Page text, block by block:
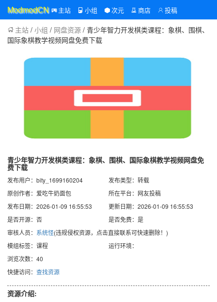
ModmodCN 主站 小组 次元 商店 投稿
主站 / 小组 / 网盘资源 / 青少年智力开发棋类课程：象棋、围棋、
国际象棋教学视频网盘免费下载
青少年智力开发棋类课程：象棋、围棋、国际象棋教学视频网盘免
费下载
发布用户：bity_1699160204
发布类型：转载
原创作者：爱吃牛奶面包
所在平台：网友投稿
发布日期：2026-01-09 16:55:53
更新日期：2026-01-09 16:55:53
是否开源：否
是否免费：是
审核人员： 系统怪(违规侵权资源，点击直接联系可快速删除！)
模组标签：课程
运行环境：
浏览次数：40
快捷访问： 查找资源
资源介绍: